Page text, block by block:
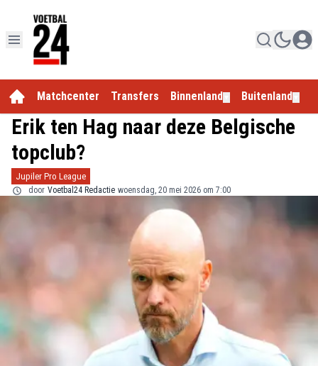
Matchcenter Transfers Binnenland Buitenland
Erik ten Hag naar deze Belgische
topclub?
Jupiler Pro League
door Voetbal24 Redactie woensdag, 20 mei 2026 om 7:00